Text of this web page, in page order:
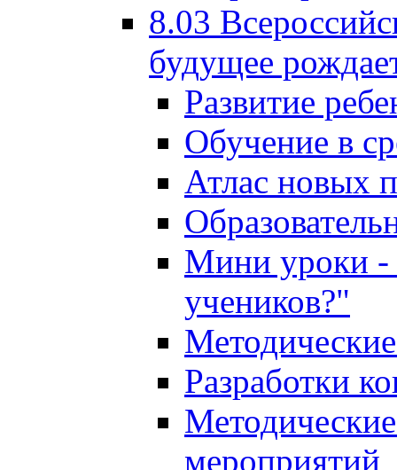
8.03
будущее
Развитие
Обучение в
Атлас новых
Мини уроки -
учеников?"
Разработки
мероприятий